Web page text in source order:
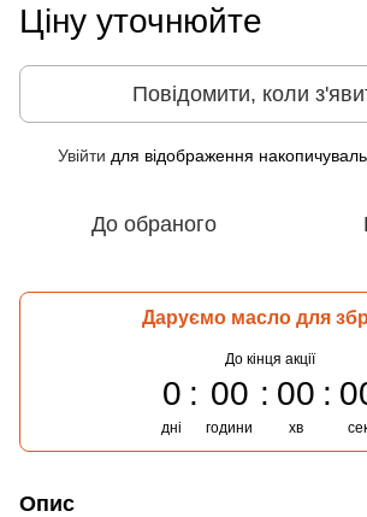
Ціну уточнюйте
Повідомити, коли
Увійти для відображення
До обраного
Даруємо масло для
До кінця акції
0
дні
00
години
00
хв
Опис